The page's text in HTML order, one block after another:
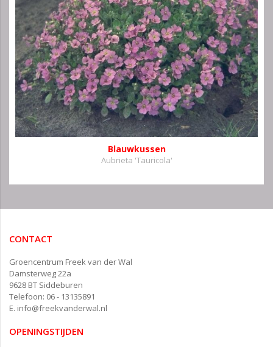
Blauwkussen
Aubrieta 'Tauricola'
CONTACT
Groencentrum Freek van der Wal
Damsterweg 22a
9628 BT Siddeburen
Telefoon: 06 - 13135891
E. info@freekvanderwal.nl
OPENINGSTIJDEN